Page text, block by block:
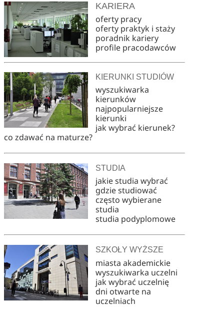
KARIERA
oferty pracy
oferty praktyk i staży
poradnik kariery
profile pracodawców
KIERUNKI STUDIÓW
wyszukiwarka
kierunków
najpopularniejsze
kierunki
jak wybrać kierunek?
co zdawać na maturze?
STUDIA
jakie studia wybrać
gdzie studiować
często wybierane
studia
studia podyplomowe
SZKOŁY WYŻSZE
miasta akademickie
wyszukiwarka uczelni
jak wybrać uczelnię
dni otwarte na
uczelniach